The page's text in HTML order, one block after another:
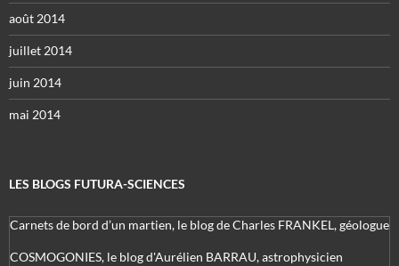
août 2014
juillet 2014
juin 2014
mai 2014
LES BLOGS FUTURA-SCIENCES
Carnets de bord d’un martien, le blog de Charles FRANKEL, géologue
COSMOGONIES, le blog d'Aurélien BARRAU, astrophysicien